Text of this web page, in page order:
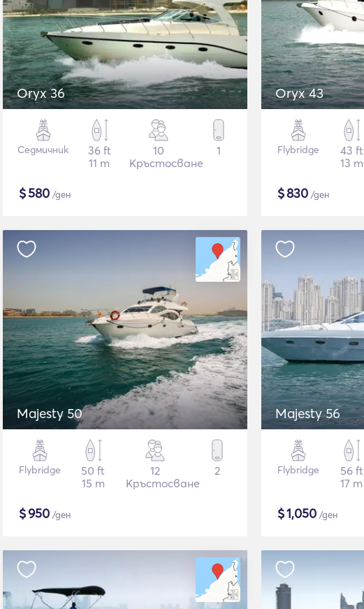
Oryx 36
Седмичник
36 ft
11 m
10
Кръстосване
1
$580 /ден
Oryx 43
Flybridge
43 ft
13 m
$830 /ден
Majesty 50
Flybridge
50 ft
15 m
12
Кръстосване
2
$950 /ден
Majesty 56
Flybridge
56 ft
17 m
$1,050 /ден